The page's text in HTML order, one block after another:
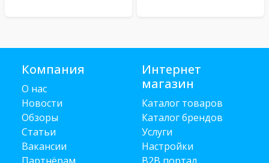
Компания
О нас
Новости
Обзоры
Статьи
Вакансии
Интернет
магазин
Каталог товаров
Каталог брендов
Услуги
Настройки